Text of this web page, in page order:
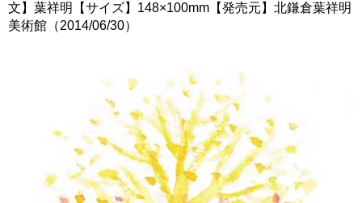
文】葉祥明【サイズ】148×100mm【発売元】北鎌倉葉祥明
美術館（2014/06/30）